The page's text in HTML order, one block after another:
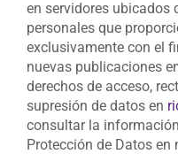
web, para la recogida,
en servidores ubicados
personales que
exclusivamente con el
nuevas publicaciones
derechos de acceso,
supresión de datos en
consultar la